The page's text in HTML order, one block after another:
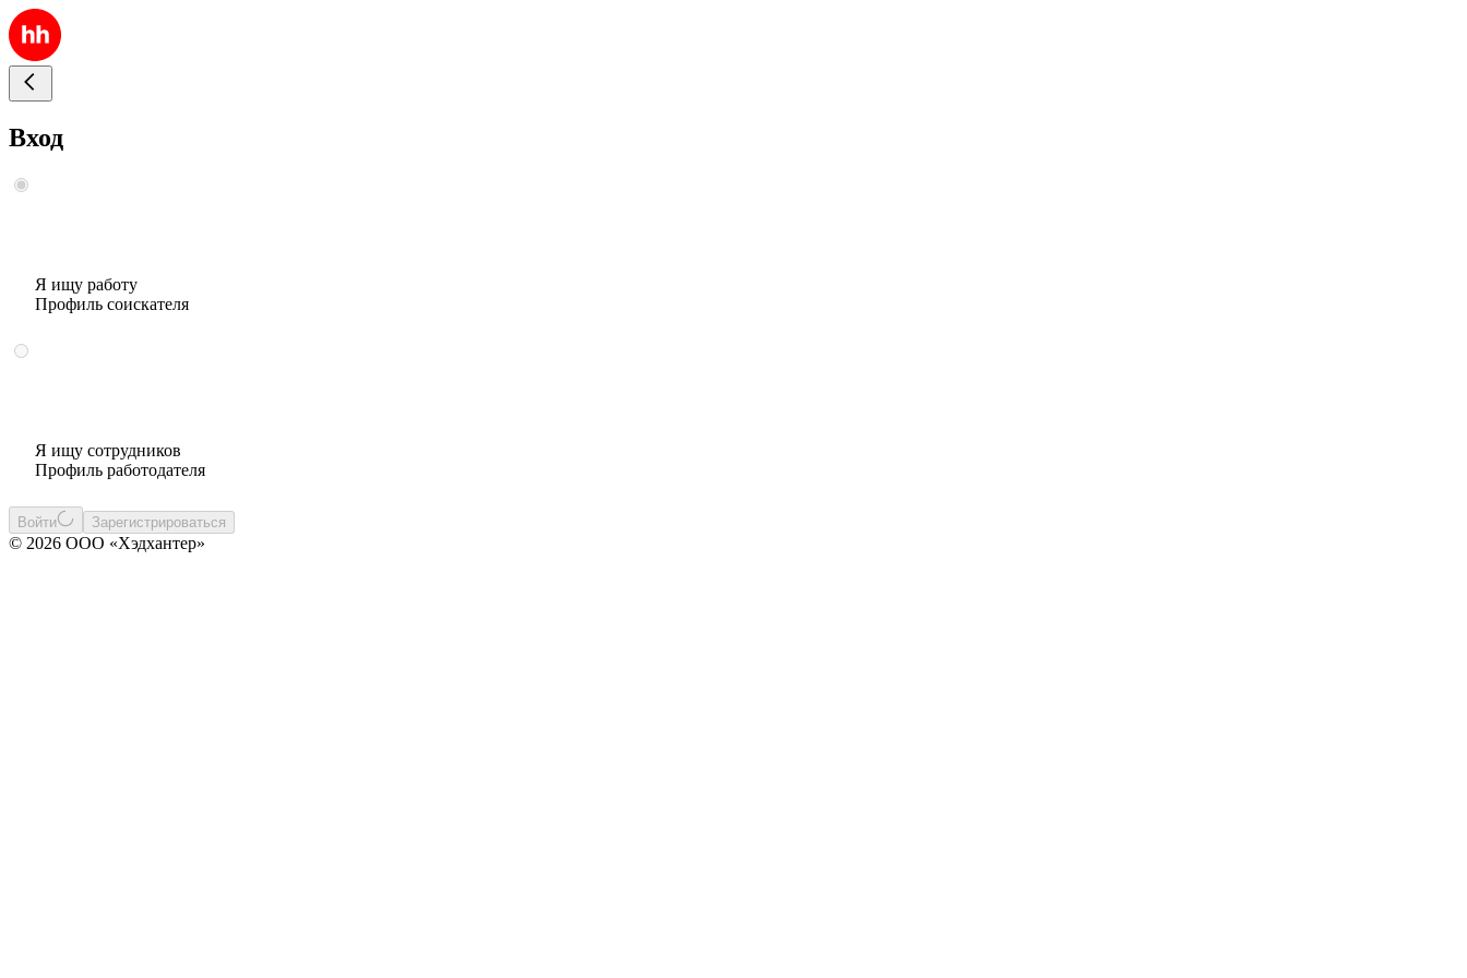
Вход
Я ищу работу
Профиль соискателя
Я ищу сотрудников
Профиль работодателя
Войти Зарегистрироваться
© 2026 ООО «Хэдхантер»